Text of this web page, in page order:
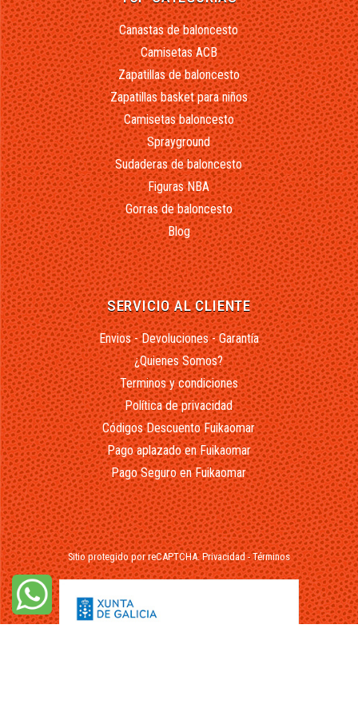
Canastas de baloncesto
Camisetas ACB
Zapatillas de baloncesto
Zapatillas basket para niños
Camisetas baloncesto
Sprayground
Sudaderas de baloncesto
Figuras NBA
Gorras de baloncesto
Blog
SERVICIO AL CLIENTE
Envios - Devoluciones - Garantía
¿Quienes Somos?
Terminos y condiciones
Política de privacidad
Códigos Descuento Fuikaomar
Pago aplazado en Fuikaomar
Pago Seguro en Fuikaomar
Sitio protegido por reCAPTCHA.Privacidad-Términos